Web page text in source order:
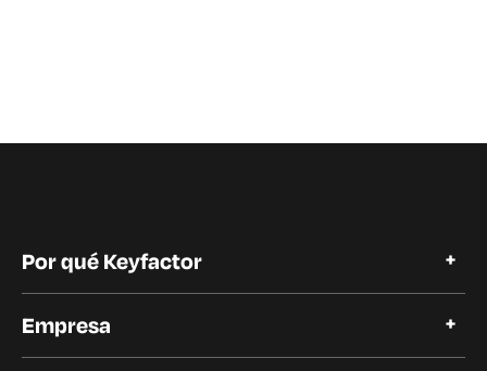
Por qué Keyfactor
Historias de clientes
Empresa